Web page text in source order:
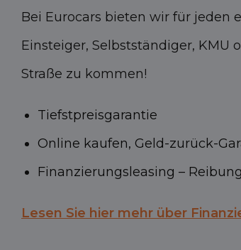
Bei Eurocars bieten wir für jeden
Einsteiger, Selbstständiger, KMU
Straße zu kommen!
Tiefstpreisgarantie
Online kaufen, Geld-zurück-
Finanzierungsleasing –
Lesen Sie hier mehr über